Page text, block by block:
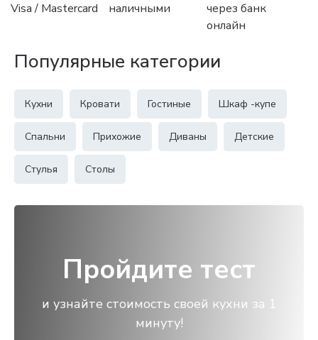
Visa / Mastercard
наличными
через банк
онлайн
Популярные категории
Кухни Кровати Гостиные Шкаф -купе
Спальни Прихожие Диваны Детские
Стулья Столы
Пройдите тест
и узнайте стоимость своей кухни за 1
минуту!